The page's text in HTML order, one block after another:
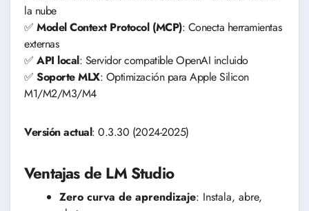
la nube
✅Model Context Protocol (MCP): Conecta herramientas
externas
✅API local: Servidor compatible OpenAI incluido
✅Soporte MLX: Optimización para Apple Silicon
M1/M2/M3/M4
Versión actual: 0.3.30 (2024-2025)
Ventajas de LM Studio
Zero curva de aprendizaje: Instala, abre,